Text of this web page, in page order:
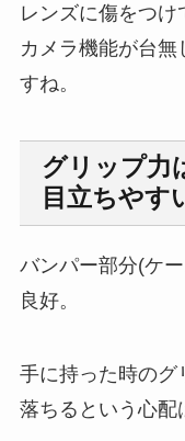
レンズに傷をつ
カメラ機能が台無
すね。
グリップ力
目立ちやす
バンパー部分(ケ
良好。
手に持った時のグ
落ちるという心配